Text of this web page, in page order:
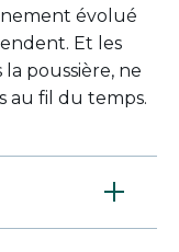
évolué
Et les
poussière, ne
au fil du temps.